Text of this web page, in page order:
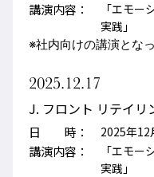
講演内容：
「エモー
実践」
※社内向けの講演とな
2025.12.17
J. フロント リテイリ
日 時： 2025年12
講演内容：
「エモー
実践」